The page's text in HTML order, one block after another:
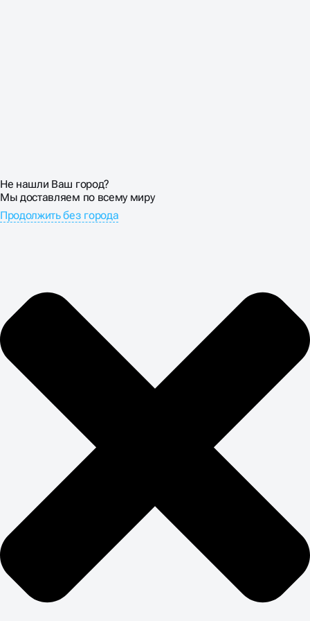
Не нашли Ваш город?
Мы доставляем по всему миру
Продолжить без города